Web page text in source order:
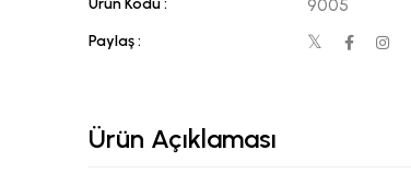
Ürün Kodu : 9005
Paylaş :
Ürün Açıklaması